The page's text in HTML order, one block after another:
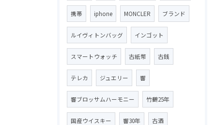
携帯 iphone MONCLER ブランド
ルイヴィトンバッグ インゴット
スマートウォッチ 古紙幣 古銭
テレカ ジュエリー 響
響ブロッサムハーモニー 竹鶴25年
国産ウイスキー 響30年 古酒